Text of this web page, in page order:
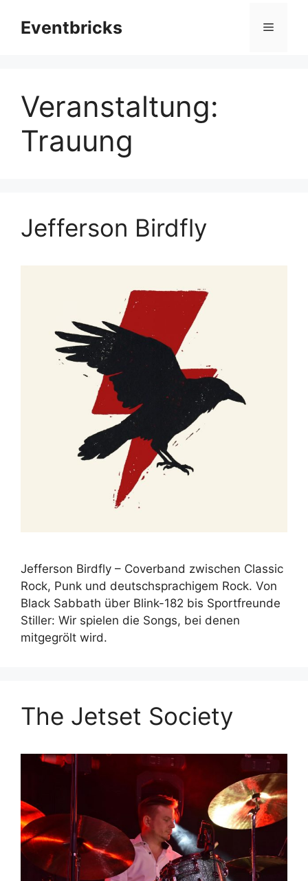
InhaltEventbricks Menü
Veranstaltung:
Trauung
Jefferson Birdfly
Jefferson Birdfly – Coverband zwischen Classic
Rock, Punk und deutschsprachigem Rock. Von
Black Sabbath über Blink-182 bis Sportfreunde
Stiller: Wir spielen die Songs, bei denen
mitgegrölt wird.
The Jetset Society